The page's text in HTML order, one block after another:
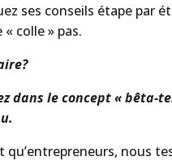
ses conseils étape par
« colle » pas.
dans le concept « bêta-
qu’entrepreneurs, nous